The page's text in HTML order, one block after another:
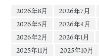
2026年8月
2026年7月
2026年5月
2026年4月
2026年2月
2026年1月
2025年11月
2025年10月